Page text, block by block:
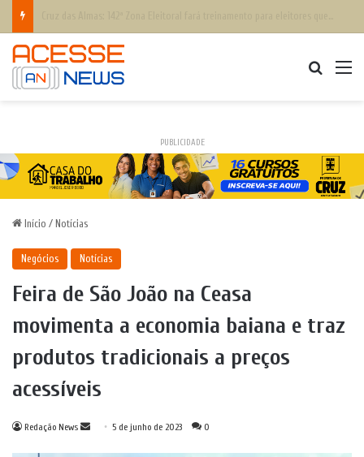
PUBLICIDADE
Início / Notícias
Negócios Notícias
Feira de São João na Ceasa
movimenta a economia baiana e traz
produtos tradicionais a preços
acessíveis
Redação News
Mande5 de junho de 2023 0